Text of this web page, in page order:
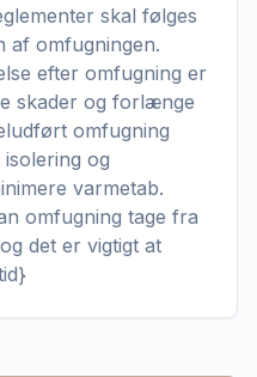
skal følges
af omfugningen.
efter omfugning er
skader og forlænge
omfugning
og
varmetab.
omfugning tage fra
det er vigtigt at